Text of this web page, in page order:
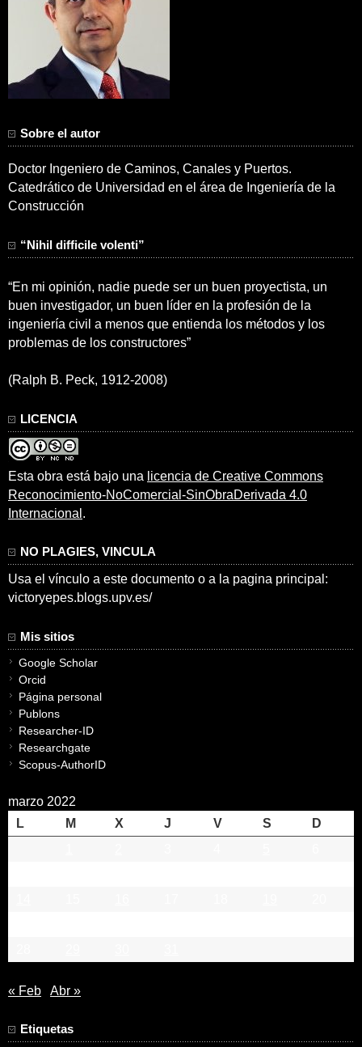
Sobre el autor
Doctor Ingeniero de Caminos, Canales y Puertos.
Catedrático de Universidad en el área de Ingeniería de la
Construcción
“Nihil difficile volenti”
“En mi opinión, nadie puede ser un buen proyectista, un
buen investigador, un buen líder en la profesión de la
ingeniería civil a menos que entienda los métodos y los
problemas de los constructores”
(Ralph B. Peck, 1912-2008)
LICENCIA
Esta obra está bajo una licencia de Creative Commons
Reconocimiento-NoComercial-SinObraDerivada 4.0
Internacional .
NO PLAGIES, VINCULA
Usa el vínculo a este documento o a la pagina principal:
victoryepes.blogs.upv.es/
Mis sitios
Google Scholar
Orcid
Página personal
Publons
Researcher-ID
Researchgate
Scopus-AuthorID
marzo 2022
L
M X J V S
D
« Feb Abr »
Etiquetas